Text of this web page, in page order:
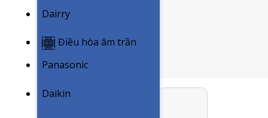
Dairry
Điều hòa âm trần
Panasonic
Daikin